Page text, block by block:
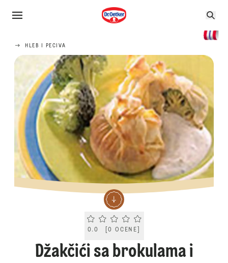
HLEB I PECIVA
Current rating 0.0. Click to rate.
0.0 [0 OCENE
Džakčići sa brokulama i